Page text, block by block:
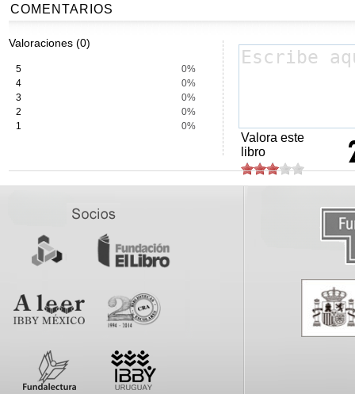
COMENTARIOS
Valoraciones (0)
5
0%
4
0%
3
0%
2
0%
1
0%
Valora este
libro